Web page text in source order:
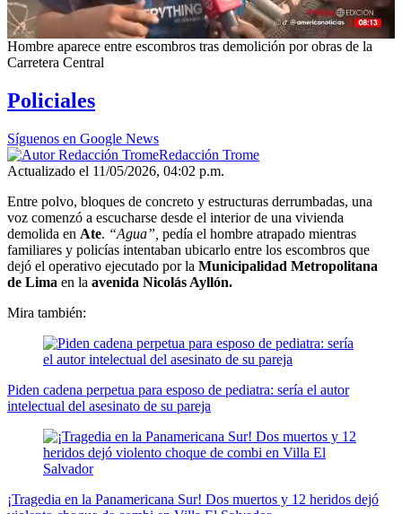
Hombre aparece entre escombros tras demolición por obras de la
Carretera Central
Policiales
Síguenos en Google News
Redacción Trome
Actualizado el 11/05/2026, 04:02 p.m.
Entre polvo, bloques de concreto y estructuras derrumbadas, una
voz comenzó a escucharse desde el interior de una vivienda
demolida en Ate. “Agua”, pedía el hombre atrapado mientras
familiares y policías intentaban ubicarlo entre los escombros que
dejó el operativo ejecutado por la Municipalidad Metropolitana
de Lima en la avenida Nicolás Ayllón.
Mira también:
Piden cadena perpetua para esposo de pediatra: sería el autor
intelectual del asesinato de su pareja
¡Tragedia en la Panamericana Sur! Dos muertos y 12 heridos dejó